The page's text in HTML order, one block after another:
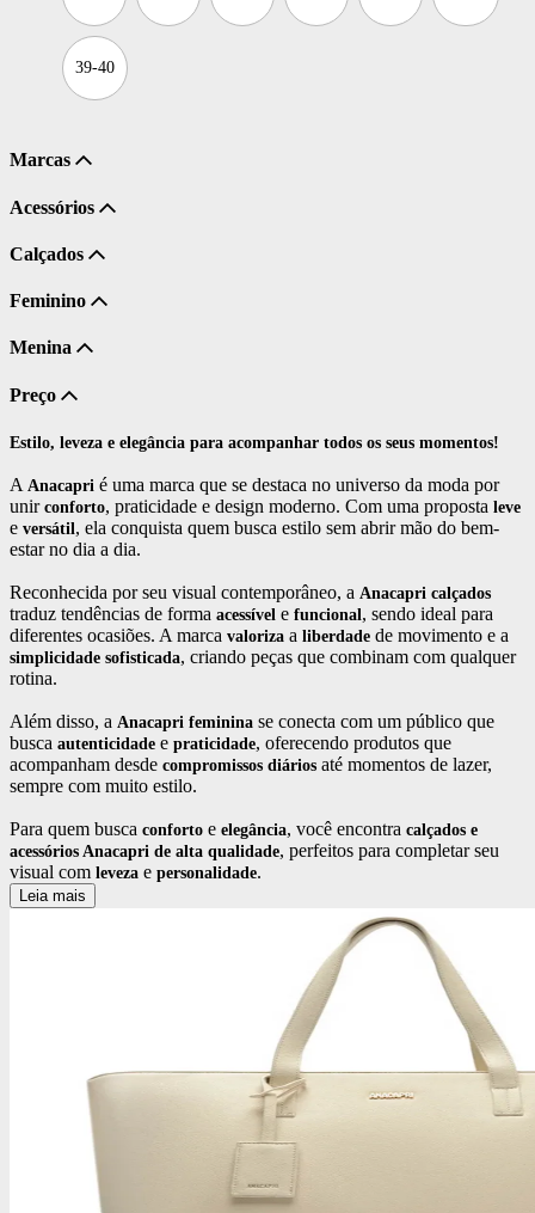
39-40
Marcas
Acessórios
Calçados
Feminino
Menina
Preço
Estilo, leveza e elegância para acompanhar todos os seus momentos!
A Anacapri é uma marca que se destaca no universo da moda por
unir conforto, praticidade e design moderno. Com uma proposta leve
e versátil, ela conquista quem busca estilo sem abrir mão do bem-
estar no dia a dia.
Reconhecida por seu visual contemporâneo, a Anacapri calçados
traduz tendências de forma acessível e funcional, sendo ideal para
diferentes ocasiões. A marca valoriza a liberdade de movimento e a
simplicidade sofisticada, criando peças que combinam com qualquer
rotina.
Além disso, a Anacapri feminina se conecta com um público que
busca autenticidade e praticidade, oferecendo produtos que
acompanham desde compromissos diários até momentos de lazer,
sempre com muito estilo.
Para quem busca conforto e elegância, você encontra calçados e
acessórios Anacapri de alta qualidade, perfeitos para completar seu
visual com leveza e personalidade.
Leia mais